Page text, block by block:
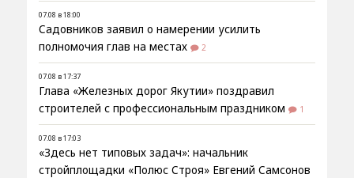
07.08 в 18:00
Садовников заявил о намерении усилить
полномочия глав на местах
2
07.08 в 17:37
Глава «Железных дорог Якутии» поздравил
строителей с профессиональным праздником
1
07.08 в 17:03
«Здесь нет типовых задач»: начальник
стройплощадки «Полюс Строя» Евгений Самсонов